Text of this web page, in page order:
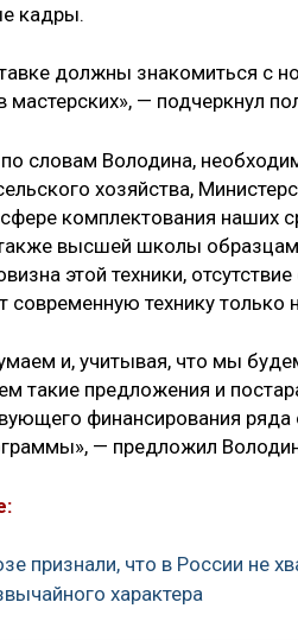
кадры.
должны знакомиться с
мастерских», — подчеркнул
по словам Володина,
хозяйства,
комплектования наших
высшей школы
этой техники,
современную технику только
и, учитывая, что мы
такие предложения и
финансирования ряда
— предложил
признали, что в России не
характера